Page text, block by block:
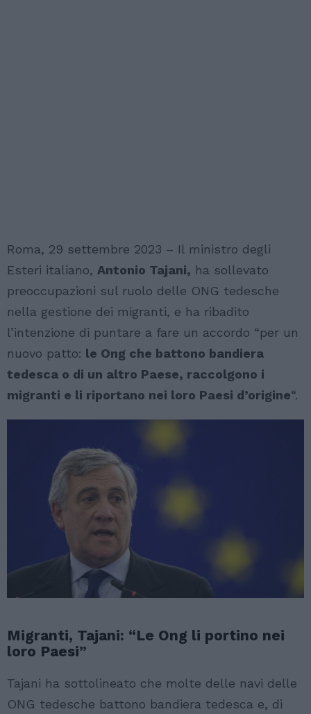
Roma, 29 settembre 2023 – Il ministro degli
Esteri italiano, Antonio Tajani, ha sollevato
preoccupazioni sul ruolo delle ONG tedesche
nella gestione dei migranti, e ha ribadito
l’intenzione di puntare a fare un accordo “per un
nuovo patto: le Ong che battono bandiera
tedesca o di un altro Paese, raccolgono i
migranti e li riportano nei loro Paesi d’origine“.
Migranti, Tajani: “Le Ong li portino nei
loro Paesi”
Tajani ha sottolineato che molte delle navi delle
ONG tedesche battono bandiera tedesca e, di